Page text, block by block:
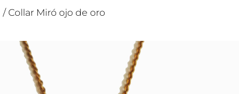
/ Collar Miró ojo de oro